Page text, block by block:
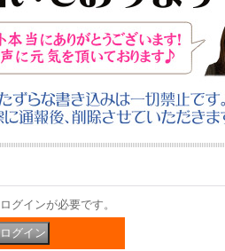
グインが必要です。